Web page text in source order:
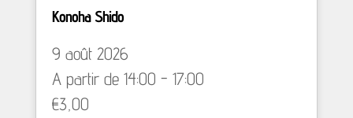
Konoha Shido
9 août 2026
A partir de 14:00 - 17:00
€3,00